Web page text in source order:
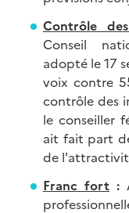
Contrôle
Conseil
adopté le 17
voix contre
contrôle des
le conseiller
ait fait part
de
Franc fort :